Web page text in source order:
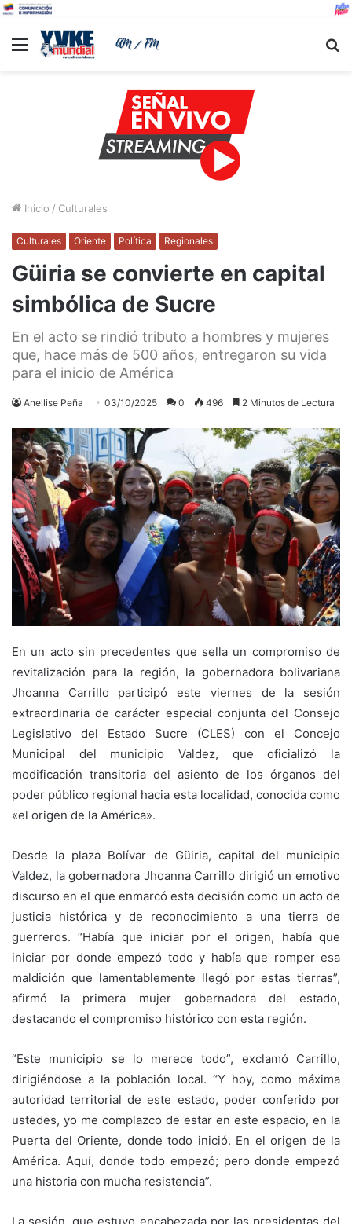
Menu
Inicio / Culturales
Culturales Oriente Política Regionales
Güiria se convierte en capital
simbólica de Sucre
En el acto se rindió tributo a hombres y mujeres
que, hace más de 500 años, entregaron su vida
para el inicio de América
Anellise Peña 03/10/2025 0 496 2 Minutos de Lectura
En un acto sin precedentes que sella un compromiso de
revitalización para la región, la gobernadora bolivariana
Jhoanna Carrillo participó este viernes de la sesión
extraordinaria de carácter especial conjunta del Consejo
Legislativo del Estado Sucre (CLES) con el Concejo
Municipal del municipio Valdez, que oficializó la
modificación transitoria del asiento de los órganos del
poder público regional hacia esta localidad, conocida como
«el origen de la América».
Desde la plaza Bolívar de Güiria, capital del municipio
Valdez, la gobernadora Jhoanna Carrillo dirigió un emotivo
discurso en el que enmarcó esta decisión como un acto de
justicia histórica y de reconocimiento a una tierra de
guerreros. “Había que iniciar por el origen, había que
iniciar por donde empezó todo y había que romper esa
maldición que lamentablemente llegó por estas tierras”,
afirmó la primera mujer gobernadora del estado,
destacando el compromiso histórico con esta región.
“Este municipio se lo merece todo”, exclamó Carrillo,
dirigiéndose a la población local. “Y hoy, como máxima
autoridad territorial de este estado, poder conferido por
ustedes, yo me complazco de estar en este espacio, en la
Puerta del Oriente, donde todo inició. En el origen de la
América. Aquí, donde todo empezó; pero donde empezó
una historia con mucha resistencia”.
La sesión, que estuvo encabezada por las presidentas del